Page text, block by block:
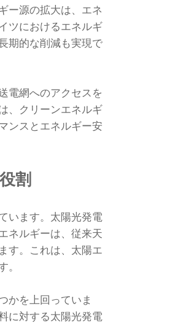
ー源の拡大は、エネ
ツにおけるエネルギ
期的な削減も実現で
電網へのアクセスを
、クリーンエネルギ
ンスとエネルギー安
割
います。太陽光発電
ネルギーは、従来天
す。これは、太陽エ
。
かを上回っていま
に対する太陽光発電